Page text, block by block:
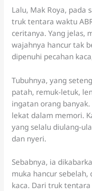
Lalu, Mak Roya,
truk tentara waktu
ceritanya. Yang jelas,
wajahnya hancur tak
dipenuhi pecahan
Tubuhnya, yang
patah, remuk-letuk,
ingatan orang
lekat dalam memori.
yang selalu diulang-
dan nyeri.
Sebabnya, ia
muka hancur sebelah,
kaca. Dari truk